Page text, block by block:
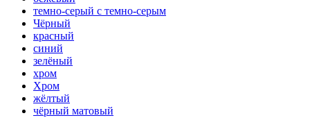
темно-серый с темно-серым
Чёрный
красный
синий
зелёный
хром
Хром
жёлтый
чёрный матовый